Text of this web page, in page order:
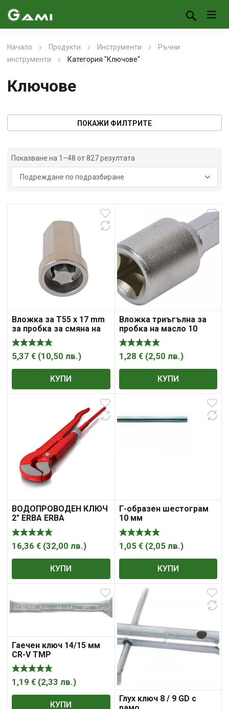
Начало Продукти Инструменти
Ръчни
инструменти
Категория "Ключове"
Ключове
ПОКАЖИ ФИЛТРИТЕ
Показване на 1–48 от 827 резултата
Вложка за T55 x 17 mm
за пробка за смяна на
масло на скоростна
кутия на BMW mini
5,37 € (10,50 лв.)
КУПИ
Вложка триъгълна за
пробка на масло 10
мм-3/8″ DR
1,28 € (2,50 лв.)
КУПИ
ВОДОПРОВОДЕН КЛЮЧ
2″ ERBA ERBA
16,36 € (32,00 лв.)
КУПИ
Г-образен шестограм
10 мм
1,05 € (2,05 лв.)
КУПИ
Гаечен ключ 14/15 мм
CR-V TMP
1,19 € (2,33 лв.)
КУПИ
Глух ключ 8 / 9 GD с